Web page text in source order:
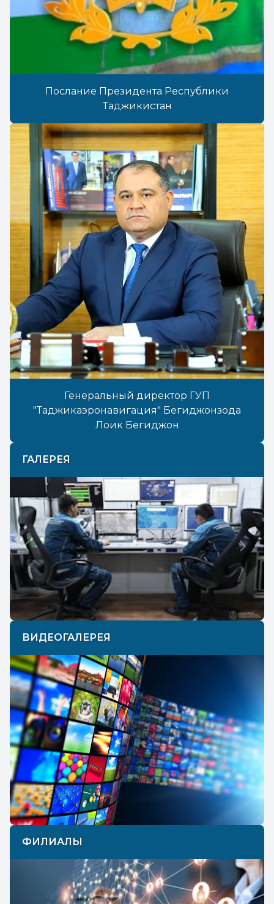
Послание Президента Республики
Таджикистан
Генеральный директор ГУП
"Таджикаэронавигация" Бегиджонзода
Лоик Бегиджон
ГАЛЕРЕЯ
Previous Next
ВИДЕОГАЛЕРЕЯ
ФИЛИАЛЫ